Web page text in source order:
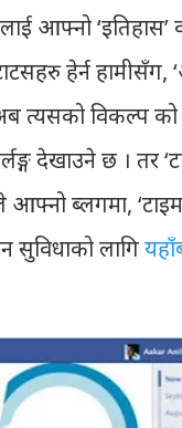
आफ्नो ‘इतिहास’
हेर्न हामीसँग,
त्यसको विकल्प
देखाउने छ । तर
ब्लगमा,
सुविधाको लागि